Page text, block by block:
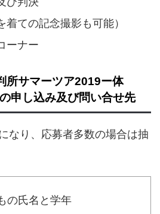
ての記念撮影も可能）
ーナー
所サマーツア2019ー体
申し込み及び問い合せ先
なり、応募者多数の場合は抽
の氏名と学年